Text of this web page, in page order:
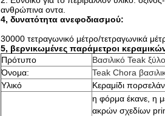
ανθρώπινα οντα.
4, δυνατότητα ανεφοδιασμού:
30000 τετραγωνικό μέτρο/τετραγωνικά
5, βερνικωμένες παράμετροι
Πρότυπο
Βασιλικό Teak ξύλο
Όνομα:
Teak Chora
Υλικό
Κεραμίδι
η φόρμα έκανε, η
ακρών σχεδίων